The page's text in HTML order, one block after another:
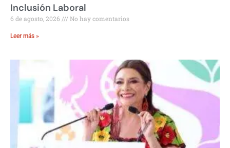
Inclusión Laboral
6 de agosto, 2026 No hay comentarios
Leer más »